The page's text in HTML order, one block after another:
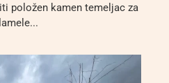
položen kamen temeljac za